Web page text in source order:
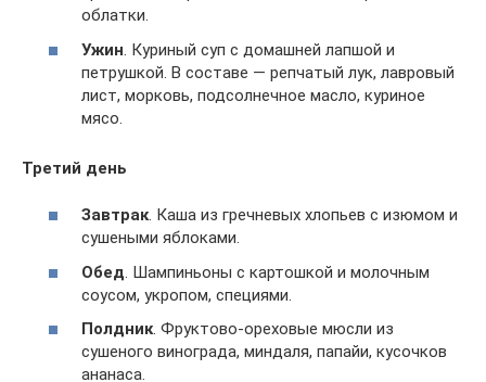
облатки.
Ужин. Куриный суп с домашней лапшой и
петрушкой. В составе — репчатый лук, лавровый
лист, морковь, подсолнечное масло, куриное
мясо.
Третий день
Завтрак. Каша из гречневых хлопьев с изюмом и
сушеными яблоками.
Обед. Шампиньоны с картошкой и молочным
соусом, укропом, специями.
Полдник. Фруктово-ореховые мюсли из
сушеного винограда, миндаля, папайи, кусочков
ананаса.